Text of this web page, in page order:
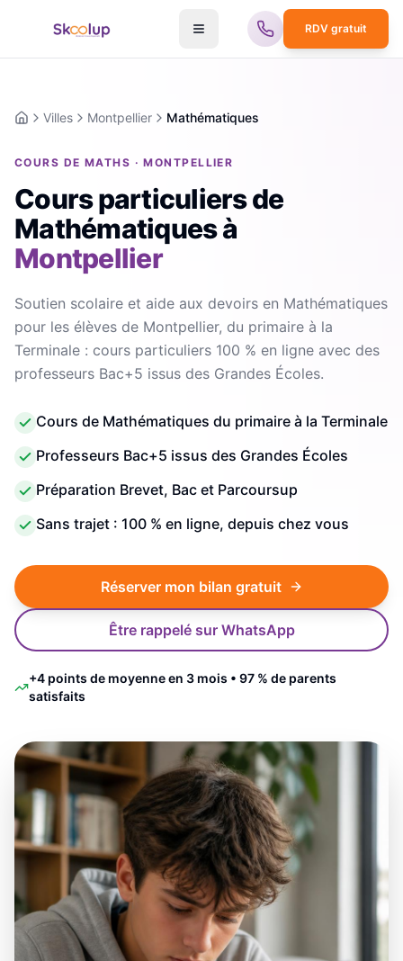
RDV gratuit
AccueilVilles Montpellier Mathématiques
COURS DE MATHS · MONTPELLIER
Cours particuliers de
Mathématiquesà
Montpellier
Soutien scolaire et aide aux devoirs en Mathématiques
pour les élèves de Montpellier, du primaire à la
Terminale : cours particuliers 100 % en ligne avec des
professeurs Bac+5 issus des Grandes Écoles.
Cours de Mathématiques du primaire à la Terminale
Professeurs Bac+5 issus des Grandes Écoles
Préparation Brevet, Bac et Parcoursup
Sans trajet : 100 % en ligne, depuis chez vous
Réserver mon bilan gratuit
Être rappelé sur WhatsApp
+4 points de moyenne en 3 mois • 97 % de parents
satisfaits